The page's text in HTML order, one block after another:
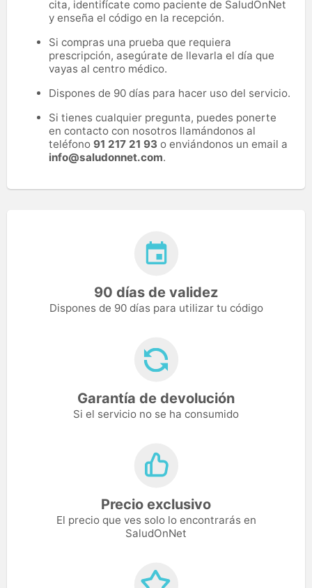
cita, identifícate como paciente de SaludOnNet
y enseña el código en la recepción.
Si compras una prueba que requiera
prescripción, asegúrate de llevarla el día que
vayas al centro médico.
Dispones de 90 días para hacer uso del servicio.
Si tienes cualquier pregunta, puedes ponerte
en contacto con nosotros llamándonos al
teléfono 91 217 21 93 o enviándonos un email a
info@saludonnet.com.
90 días de validez
Dispones de 90 días para utilizar tu código
Garantía de devolución
Si el servicio no se ha consumido
Precio exclusivo
El precio que ves solo lo encontrarás en
SaludOnNet